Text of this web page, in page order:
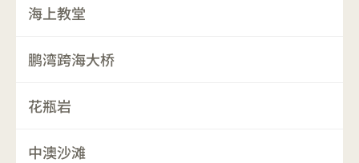
海上教堂
鹏湾跨海大桥
花瓶岩
中澳沙滩